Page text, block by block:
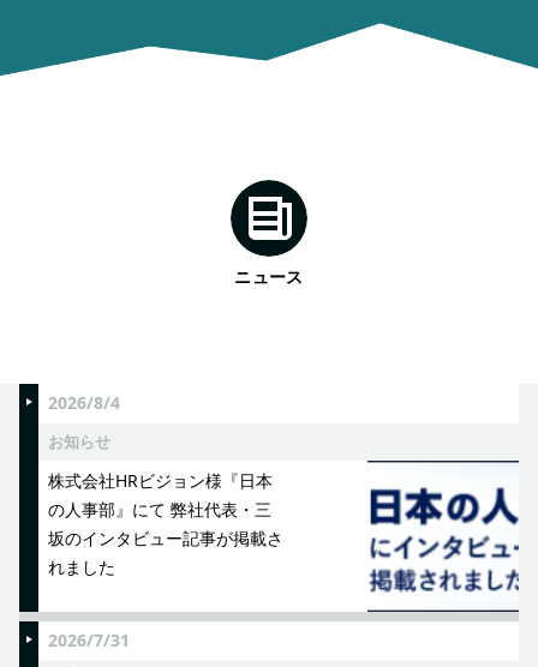
ニュース
2026/8/4
お知らせ
株式会社HRビジョン様『日本
の人事部』にて 弊社代表・三
坂のインタビュー記事が掲載さ
れました
2026/7/31